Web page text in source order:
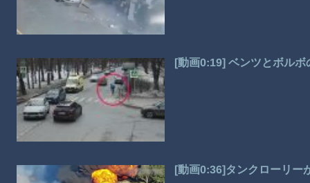
[動画0:19] ベンツとボル
[動画0:36]タンクローリー